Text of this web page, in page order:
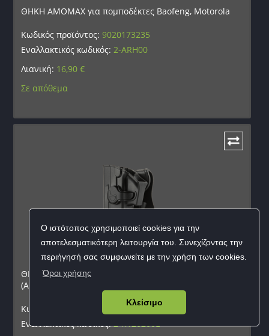
Ο ιστότοπος χρησιμοποιεί cookies για την
αποτελεσματικότερη λειτουργία του. Συνεχίζοντας την
περιήγησή σας συμφωνείτε με την χρήση των cookies.
Όροι χρήσης
Κλείσιμο
ΘΗΚΗ AMOMAX για πομποδέκτες Baofeng, Motorola
Κωδικός προϊόντος:9020173235
Εναλλακτικός κωδικός:2-ARH00
Λιανική: 16,90€
Σε απόθεμα
ΘΗΚΗ ΠΙΣΤΟΛΙΟΥ AMOMAX, Sig Sauer SP2022L
(Αριστερόχειρα)
Κωδικός προϊόντος:
9020173233
Εναλλακτικός κωδικός:2-R120200L